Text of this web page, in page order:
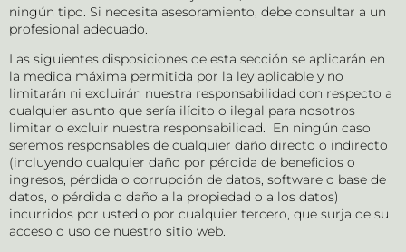
ningún tipo. Si necesita asesoramiento, debe consultar a un
profesional adecuado.
Las siguientes disposiciones de esta sección se aplicarán en
la medida máxima permitida por la ley aplicable y no
limitarán ni excluirán nuestra responsabilidad con respecto a
cualquier asunto que sería ilícito o ilegal para nosotros
limitar o excluir nuestra responsabilidad. En ningún caso
seremos responsables de cualquier daño directo o indirecto
(incluyendo cualquier daño por pérdida de beneficios o
ingresos, pérdida o corrupción de datos, software o base de
datos, o pérdida o daño a la propiedad o a los datos)
incurridos por usted o por cualquier tercero, que surja de su
acceso o uso de nuestro sitio web.